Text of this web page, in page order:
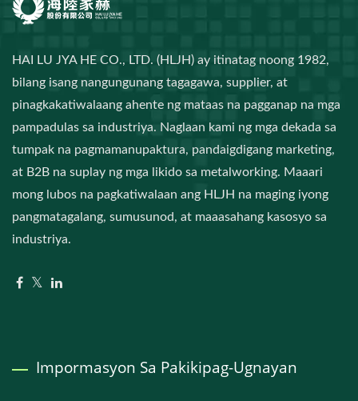
HAI LU JYA HE CO., LTD. (HLJH) ay itinatag noong 1982,
bilang isang nangungunang tagagawa, supplier, at
pinagkakatiwalaang ahente ng mataas na pagganap na mga
pampadulas sa industriya. Naglaan kami ng mga dekada sa
tumpak na pagmamanupaktura, pandaigdigang marketing,
at B2B na suplay ng mga likido sa metalworking. Maaari
mong lubos na pagkatiwalaan ang HLJH na maging iyong
pangmatagalang, sumusunod, at maaasahang kasosyo sa
industriya.
Impormasyon Sa Pakikipag-Ugnayan